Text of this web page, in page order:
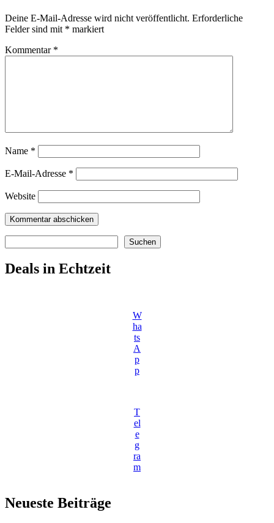
Deine E-Mail-Adresse wird nicht veröffentlicht. Erforderliche
Felder sind mit * markiert
Kommentar *
Name *
E-Mail-Adresse *
Website
Suchen
Deals in Echtzeit
W
ha
ts
A
p
p
T
el
e
g
ra
m
Neueste Beiträge